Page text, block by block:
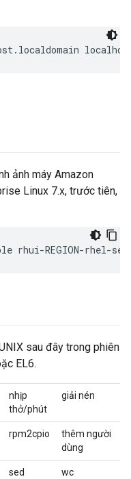
ảnh máy Amazon
Linux 7.x, trước tiên,
rhui-REGION-rhel-
sau đây trong phiên
EL6.
nhịp
thở/phút
giải nén
rpm2cpio
thêm người
dùng
sed wc